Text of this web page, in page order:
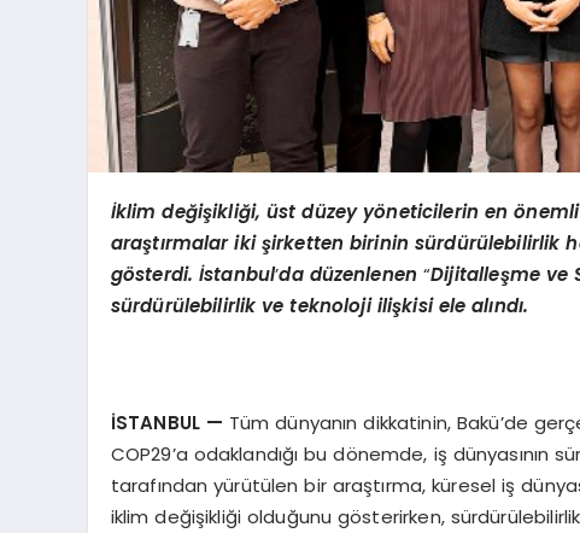
İklim değişikliği, üst düzey yöneticilerin enö
araştırmalar iki şirketten birinin sürdürülebilirlik
gösterdi. İstanbul’da düzenlenen “Dijitalleşme ve
sürdürülebilirlik ve teknoloji ilişkisi ele alındı.
İSTANBUL — Tüm dünyanın dikkatinin, Bakü’de
COP29’a odaklandığı bu dönemde, iş
tarafından yürütülen bir araştırma, küresel iş
iklim değişikliği olduğunu gösterirken,